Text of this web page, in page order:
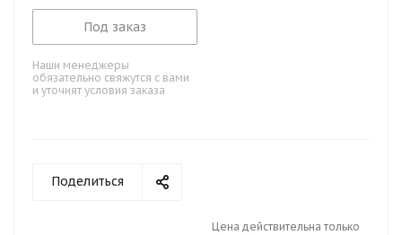
Под заказ
Наши менеджеры
обязательно свяжутся с вами
и уточнят условия заказа
Поделиться
Цена действительна только